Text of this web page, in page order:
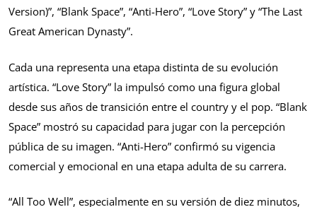
Version)”, “Blank Space”, “Anti-Hero”, “Love Story” y “The Last
Great American Dynasty”.
Cada una representa una etapa distinta de su evolución
artística. “Love Story” la impulsó como una figura global
desde sus años de transición entre el country y el pop. “Blank
Space” mostró su capacidad para jugar con la percepción
pública de su imagen. “Anti-Hero” confirmó su vigencia
comercial y emocional en una etapa adulta de su carrera.
“All Too Well”, especialmente en su versión de diez minutos,